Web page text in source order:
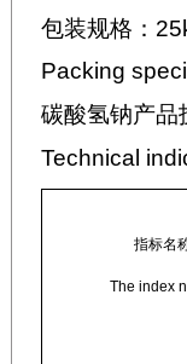
包装规格：
Packing
碳酸氢钠产品
Technical
指标名
The index